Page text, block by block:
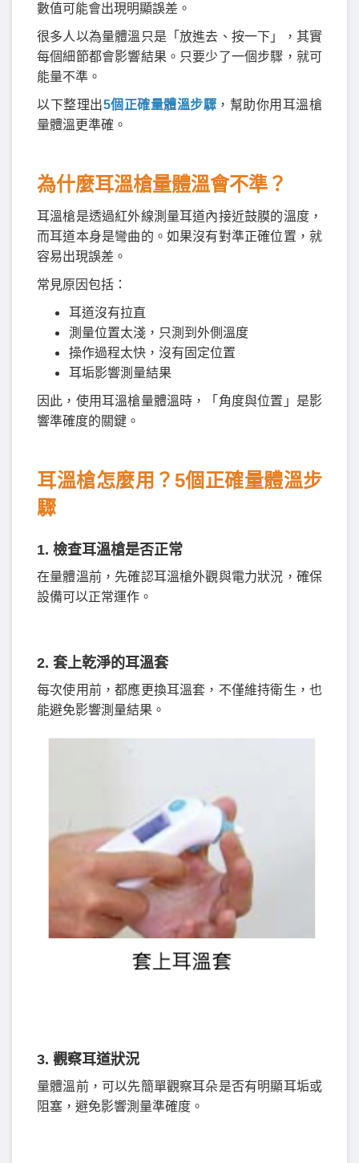
數值可能會出現明顯誤差。
很多人以為量體溫只是「放進去、按一下」，其實
每個細節都會影響結果。只要少了一個步驟，就可
能量不準。
以下整理出5個正確量體溫步驟 ，幫助你用耳溫槍
量體溫更準確。
為什麼耳溫槍量體溫會不準？
耳溫槍是透過紅外線測量耳道內接近鼓膜的溫度，
而耳道本身是彎曲的。如果沒有對準正確位置，就
容易出現誤差。
常見原因包括：
耳道沒有拉直
測量位置太淺，只測到外側溫度
操作過程太快，沒有固定位置
耳垢影響測量結果
因此，使用耳溫槍量體溫時，「角度與位置」是影
響準確度的關鍵。
耳溫槍怎麼用？5個正確量體溫步
驟
1. 檢查耳溫槍是否正常
在量體溫前，先確認耳溫槍外觀與電力狀況，確保
設備可以正常運作。
2. 套上乾淨的耳溫套
每次使用前，都應更換耳溫套，不僅維持衛生，也
能避免影響測量結果。
3. 觀察耳道狀況
量體溫前，可以先簡單觀察耳朵是否有明顯耳垢或
阻塞，避免影響測量準確度。